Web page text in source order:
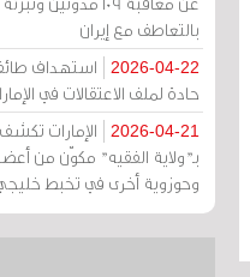
بالتعاطف مع إيران
2026-04-22
استهداف
حادة لملف الاعتقالات في
2026-04-21
الإمارات
بـ"ولاية الفقيه" مكوّن من
وحوزوية أخرى في تخبط